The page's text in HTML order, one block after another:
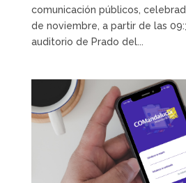
comunicación públicos,
de noviembre, a partir de las
auditorio de Prado del...